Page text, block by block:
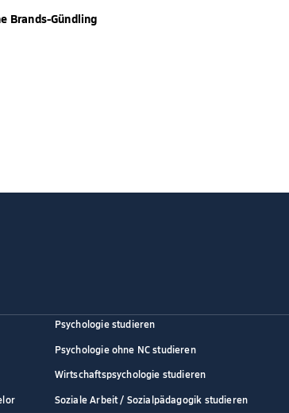
Brands-Gündling
Psychologie studieren
Psychologie ohne NC studieren
Wirtschaftspsychologie studieren
Soziale Arbeit / Sozialpädagogik studieren